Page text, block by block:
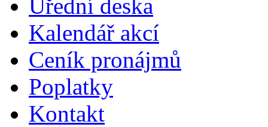
Úřední deska
Kalendář akcí
Ceník pronájmů
Poplatky
Kontakt